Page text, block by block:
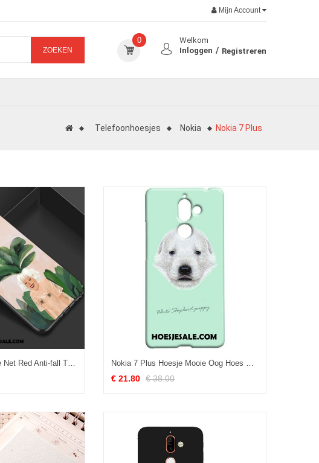
Mijn Account
ZOEKEN
Welkom
Inloggen
Registreren
0
Telefoonhoesjes Nokia Nokia 7 Plus
Nokia 7 Plus Hoesje Net Red Anti-fall Trend Hoes Zacht Nokia 7 Plus Hoesje Mooie Oog Hoes Mobiele Telefoon Groen
€ 21.80 € 38.00